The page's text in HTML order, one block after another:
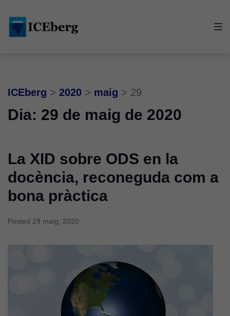
main
content
footer
ICEberg > 2020 > maig > 29
Dia: 29 de maig de 2020
La XID sobre ODS en la
docència, reconeguda com a
bona pràctica
Posted 29 maig, 2020